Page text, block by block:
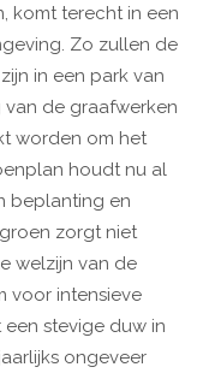
komt terecht in een
Zo zullen de
in een park van
van de graafwerken
worden om het
houdt nu al
beplanting en
zorgt niet
welzijn van de
voor intensieve
stevige duw in
ongeveer